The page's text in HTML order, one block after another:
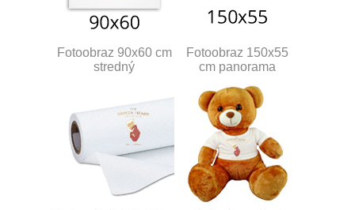
Fotoobraz 90x60 cm
stredný
Fotoobraz 150x55
cm panorama